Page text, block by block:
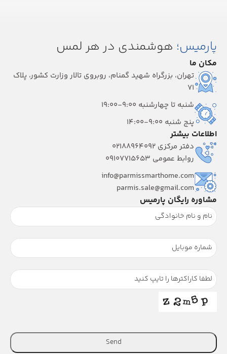
پارمیس؛ هوشمندی در هر لمس
مکان ما
تهران، بزرگراه شهید گمنام، روبروی تالار وزارت کشور، پلاک
۷۱
شنبه تا چهارشنبه 9:00-19:00
پنج شنبه 9:00-14:00
اطلاعات بیشتر
دفتر مرکزی 02188964092
روابط عمومی 09107715653
info@parmissmarthome.com
parmis.sale@gmail.com
مشاوره رایگان پارمیس
Send